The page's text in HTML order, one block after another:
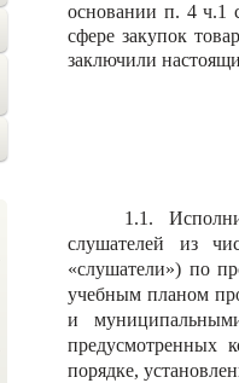
основании п. 4 ч.1
сфере закупок
заключили
1.1.
слушателей из
«слушатели») по
учебным планом
и
предусмотренных
порядке,